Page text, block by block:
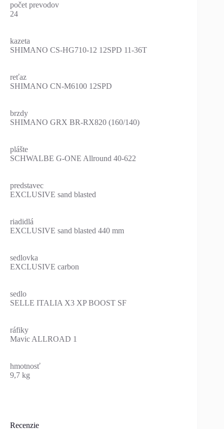
počet prevodov
24
kazeta
SHIMANO CS-HG710-12 12SPD 11-36T
reťaz
SHIMANO CN-M6100 12SPD
brzdy
SHIMANO GRX BR-RX820 (160/140)
plášte
SCHWALBE G-ONE Allround 40-622
predstavec
EXCLUSIVE sand blasted
riadidlá
EXCLUSIVE sand blasted 440 mm
sedlovka
EXCLUSIVE carbon
sedlo
SELLE ITALIA X3 XP BOOST SF
ráfiky
Mavic ALLROAD 1
hmotnosť
9,7 kg
Recenzie